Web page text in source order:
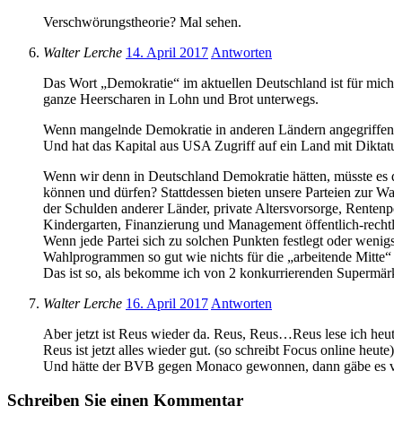
Verschwörungstheorie? Mal sehen.
Walter Lerche 14. April 2017 Antworten
Das Wort „Demokratie“ im aktuellen Deutschland ist für
ganze Heerscharen in Lohn und Brot unterwegs.
Wenn mangelnde Demokratie in anderen Ländern
Und hat das Kapital aus USA Zugriff auf ein Land mit
Wenn wir denn in Deutschland Demokratie hätten, müsste
können und dürfen? Stattdessen bieten unsere Parteien zur
der Schulden anderer Länder, private Altersvorsorge,
Kindergarten, Finanzierung und Management öffentlich-
Wenn jede Partei sich zu solchen Punkten festlegt oder
Wahlprogrammen so gut wie nichts für die „arbeitende Mitte“
Das ist so, als bekomme ich von 2 konkurrierenden
Walter Lerche 16. April 2017 Antworten
Aber jetzt ist Reus wieder da. Reus, Reus…Reus lese ich
Reus ist jetzt alles wieder gut. (so schreibt Focus online
Und hätte der BVB gegen Monaco gewonnen, dann gäbe
Schreiben Sie einen Kommentar